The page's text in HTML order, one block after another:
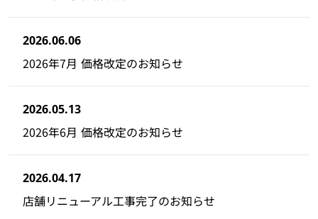
2026.06.06
2026年7月 価格改定のお知らせ
2026.05.13
2026年6月 価格改定のお知らせ
2026.04.17
店舗リニューアル工事完了のお知らせ